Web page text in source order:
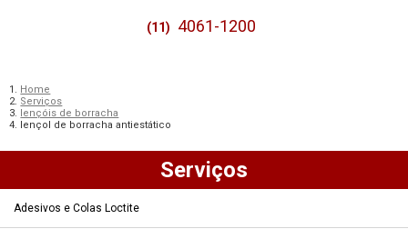
(11) 4061-1200
Home
Serviços
lençóis de borracha
lençol de borracha antiestático
Serviços
Adesivos e Colas Loctite